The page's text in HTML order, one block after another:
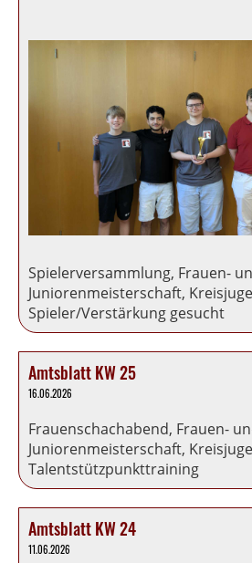
Spielerversammlung, Frauen-
Juniorenmeisterschaft,
Spieler/Verstärkung gesucht
Amtsblatt KW 25
16.06.2026
Frauenschachabend, Frauen-
Juniorenmeisterschaft,
Talentstützpunkttraining
Amtsblatt KW 24
11.06.2026